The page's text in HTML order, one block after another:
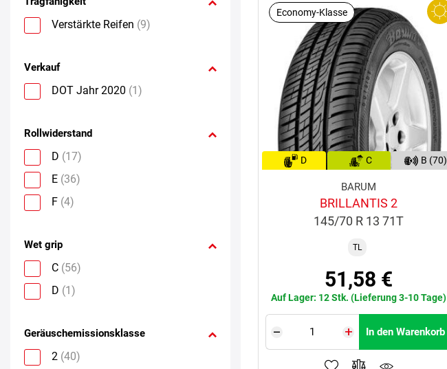
Verstärkte Reifen (9)
Verkauf
DOT Jahr 2020 (1)
Rollwiderstand
D (17)
E (36)
F (4)
Wet grip
C (56)
D (1)
Geräuschemissionsklasse
2 (40)
Economy-Klasse
D C B (70)
BARUM
BRILLANTIS 2
145/70 R 13 71T
TL
51,58 €
Auf Lager: 12 Stk. (Lieferung 3-10 Tage)
In den Warenkorb